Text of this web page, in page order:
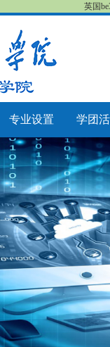
英国
专业设置 学团